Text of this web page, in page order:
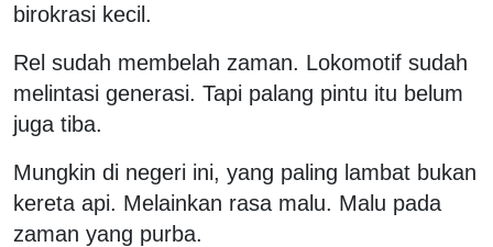
birokrasi kecil.
Rel sudah membelah zaman. Lokomotif sudah
melintasi generasi. Tapi palang pintu itu belum
juga tiba.
Mungkin di negeri ini, yang paling lambat bukan
kereta api. Melainkan rasa malu. Malu pada
zaman yang purba.